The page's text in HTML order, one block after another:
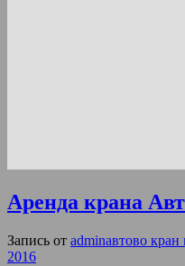
Аренда крана
Запись от adminавтово кран
2016